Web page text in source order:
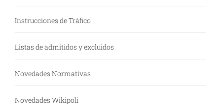
Instrucciones de Tráfico
Listas de admitidos y excluidos
Novedades Normativas
Novedades Wikipoli